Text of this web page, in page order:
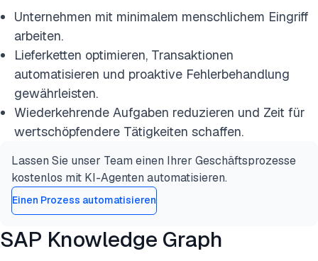
Unternehmen mit minimalem menschlichem Eingriff
arbeiten.
Lieferketten optimieren, Transaktionen
automatisieren und proaktive Fehlerbehandlung
gewährleisten.
Wiederkehrende Aufgaben reduzieren und Zeit für
wertschöpfendere Tätigkeiten schaffen.
Lassen Sie unser Team einen Ihrer Geschäftsprozesse
kostenlos mit KI-Agenten automatisieren.
Einen Prozess automatisieren
SAP Knowledge Graph